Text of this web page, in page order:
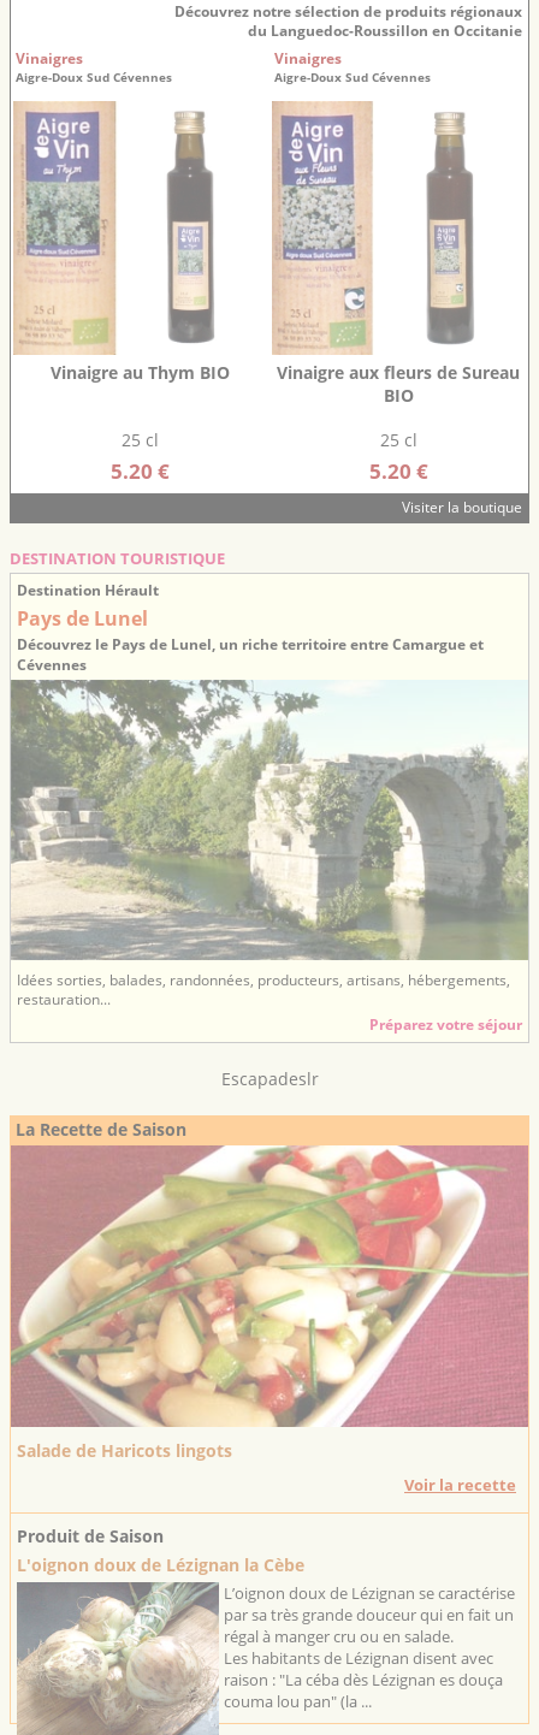
Découvrez notre sélection de produits régionaux
du Languedoc-Roussillon en Occitanie
Vinaigres
Aigre-Doux Sud Cévennes
Vinaigre au Thym BIO
25 cl
5.20 €
Vinaigres
Aigre-Doux Sud Cévennes
Vinaigre aux fleurs de Sureau
BIO
25 cl
5.20 €
Visiter la boutique
DESTINATION TOURISTIQUE
Destination Hérault
Pays de Lunel
Découvrez le Pays de Lunel, un riche territoire entre Camargue et
Cévennes
Idées sorties, balades, randonnées, producteurs, artisans, hébergements,
restauration...
Préparez votre séjour
Escapadeslr
La Recette de Saison
Salade de Haricots lingots
Voir la recette
Produit de Saison
L'oignon doux de Lézignan la Cèbe
L’oignon doux de Lézignan se caractérise
par sa très grande douceur qui en fait un
régal à manger cru ou en salade.
Les habitants de Lézignan disent avec
raison : "La céba dès Lézignan es douça
couma lou pan" (la ...